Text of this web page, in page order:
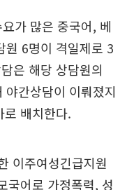
가 많은 중국어, 베
원 6명이 격일제로 3
은 해당 상담원의
간상담이 이뤄졌지
배치한다.
이주여성긴급지원
국어로 가정폭력, 성